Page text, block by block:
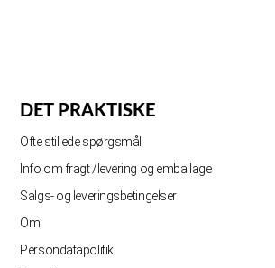
DET PRAKTISKE
Ofte stillede spørgsmål
Info om fragt /levering og emballage
Salgs- og leveringsbetingelser
Om
Persondatapolitik